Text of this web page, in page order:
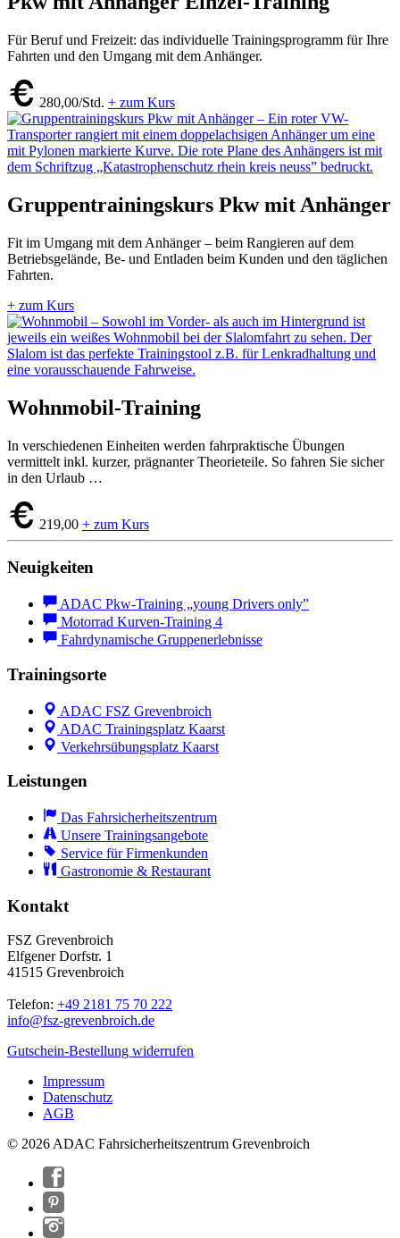
Für Beruf und Freizeit: das individuelle Trainingsprogramm für Ihre
Fahrten und den Umgang mit dem Anhänger.
280,00/Std. + zum Kurs
Gruppentrainingskurs Pkw mit Anhänger
Fit im Umgang mit dem Anhänger – beim Rangieren auf dem
Betriebsgelände, Be- und Entladen beim Kunden und den täglichen
Fahrten.
+ zum Kurs
Wohnmobil-Training
In verschiedenen Einheiten werden fahr­praktische Übungen
vermittelt inkl. kurzer, prägnanter Theorieteile. So fahren Sie sicher
in den Urlaub …
219,00 + zum Kurs
Neuigkeiten
ADAC Pkw-Training „young Drivers only”
Motorrad Kurven-Training 4
Fahrdynamische Gruppenerlebnisse
Trainingsorte
ADAC FSZ Grevenbroich
ADAC Trainingsplatz Kaarst
Verkehrsübungsplatz Kaarst
Leistungen
Das Fahrsicherheitszentrum
Unsere Trainingsangebote
Service für Firmenkunden
Gastronomie & Restaurant
Kontakt
FSZ Grevenbroich
Elfgener Dorfstr. 1
41515 Grevenbroich
Telefon: +49 2181 75 70 222
info@fsz-grevenbroich.de
Gutschein-Bestellung widerrufen
Impressum
Datenschutz
AGB
© 2026 ADAC Fahrsicherheitszentrum Grevenbroich